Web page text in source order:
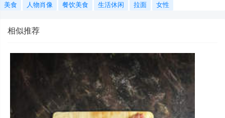
美食 人物肖像 餐饮美食 生活休闲 拉面 女性
相似推荐